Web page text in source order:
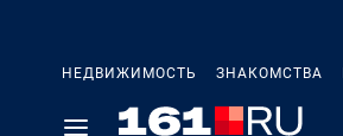
НЕДВИЖИМОСТЬ ЗНАКОМСТВА